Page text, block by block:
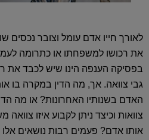
לאורך חייו אדם עומל וצובר נכסים
את רכושו למשפחתו או כתרומה
בפסיקה הענפה הינו שיש לכבד את
גבי צוואה. אך, מה הדין במקרה בו
האדם בשנותיו האחרונות? או מה
צוואות וכיצד ניתן לקבוע איזו
אותו אדם? פעמים רבות נושאים